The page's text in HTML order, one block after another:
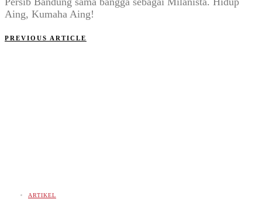
Aing, Kumaha Aing!
PREVIOUS ARTICLE
ARTIKEL